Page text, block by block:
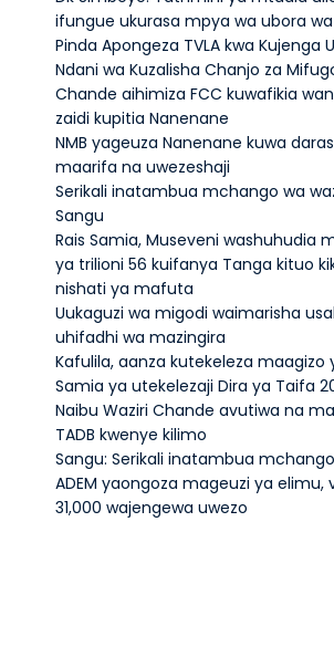
ifungue ukurasa mpya wa ubora
Pinda Apongeza TVLA kwa Kujenga
Ndani wa Kuzalisha Chanjo za
Chande aihimiza FCC kuwafikia
zaidi kupitia Nanenane
NMB yageuza Nanenane kuwa
maarifa na uwezeshaji
Serikali inatambua mchango wa
Sangu
Rais Samia, Museveni washuhudia
ya trilioni 56 kuifanya Tanga kituo
nishati ya mafuta
Uukaguzi wa migodi waimarisha
uhifadhi wa mazingira
Kafulila, aanza kutekeleza maagizo
Samia ya utekelezaji Dira ya Taifa
Naibu Waziri Chande avutiwa na
TADB kwenye kilimo
Sangu: Serikali inatambua
ADEM yaongoza mageuzi ya elimu,
31,000 wajengewa uwezo